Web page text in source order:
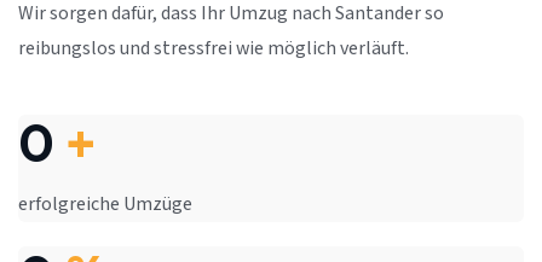
Wir sorgen dafür, dass Ihr Umzug nach Santander so
reibungslos und stressfrei wie möglich verläuft.
0 +
erfolgreiche Umzüge